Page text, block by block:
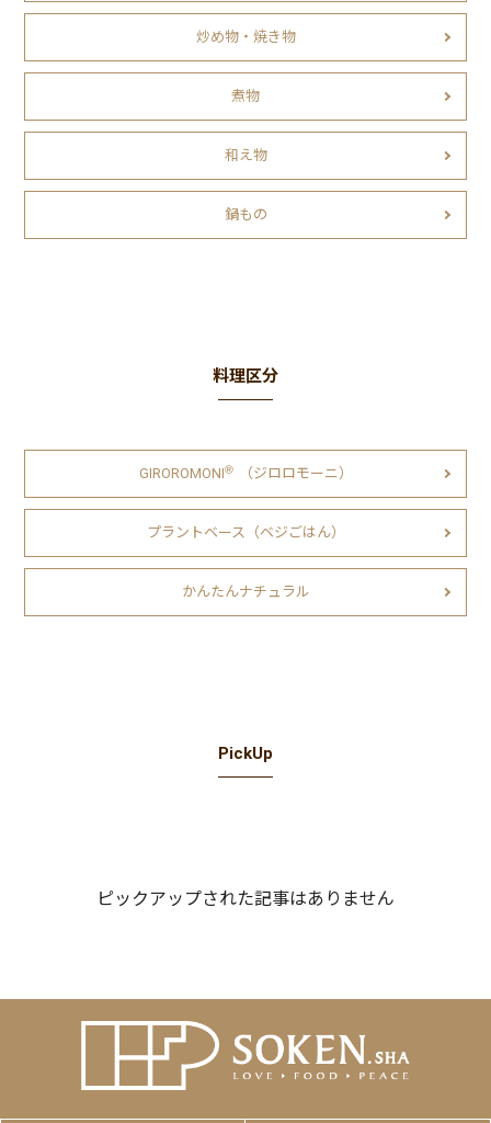
炒め物・焼き物
煮物
和え物
鍋もの
料理区分
GIROROMONIⓇ （ジロロモーニ）
プラントベース（ベジごはん）
かんたんナチュラル
PickUp
ピックアップされた記事はありません